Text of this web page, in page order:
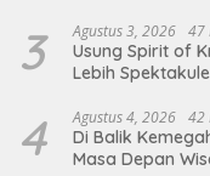
3 Agustus 3, 2026 47
Usung Spirit of
Lebih
4 Agustus 4, 2026 42
Di Balik
Masa Depan